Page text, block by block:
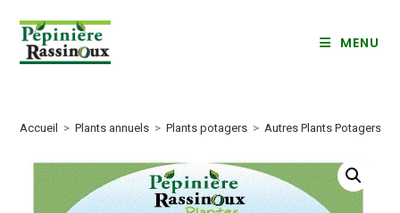
content
MENU
Accueil > Plants annuels > Plants potagers > Autres Plants Potagers